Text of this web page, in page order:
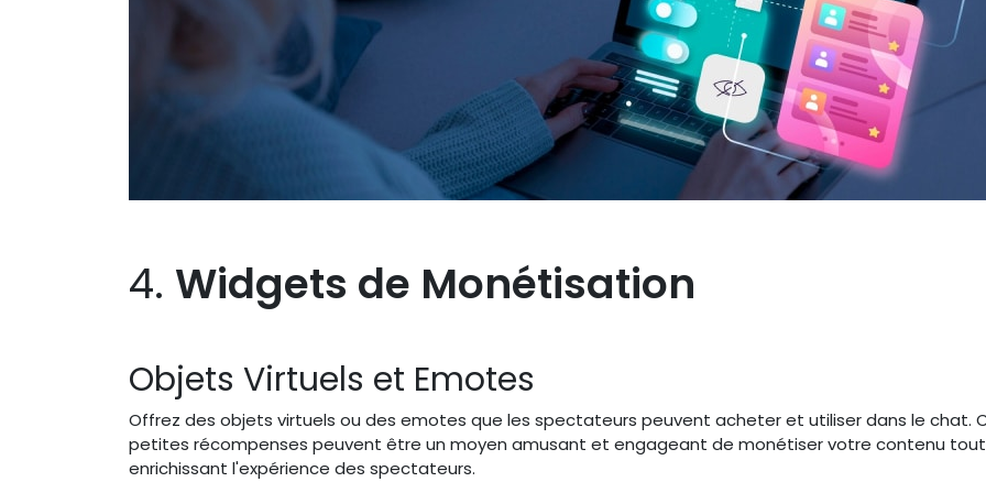
4. Widgets de Monétisation
Objets Virtuels et Emotes
Offrez des objets virtuels ou des emotes que les spectateurs peuvent acheter et utiliser dans le chat.
petites récompenses peuvent être un moyen amusant et engageant de monétiser votre contenu
enrichissant l'expérience des spectateurs.